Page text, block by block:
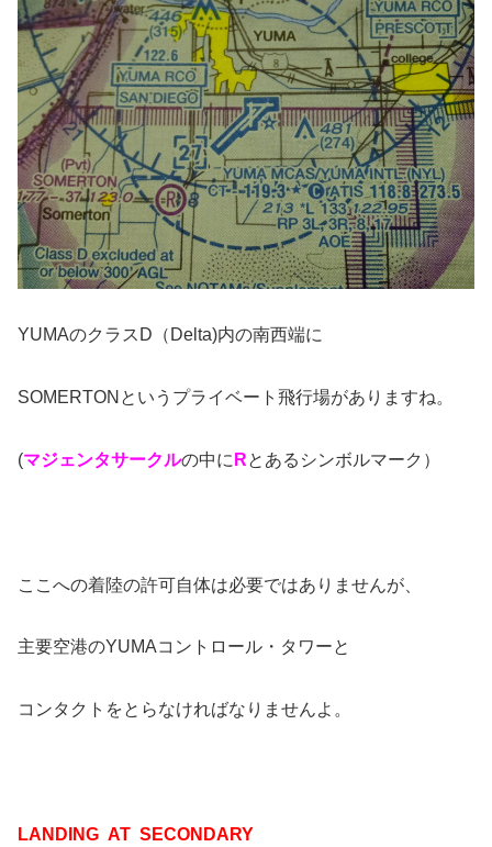
YUMAのクラスD（Delta)内の南西端に
SOMERTONというプライベート飛行場がありますね。
(マジェンタサークルの中に Rとあるシンボルマーク）
ここへの着陸の許可自体は必要ではありませんが、
主要空港のYUMAコントロール・タワーと
コンタクトをとらなければなりませんよ。
LANDING AT SECONDARY